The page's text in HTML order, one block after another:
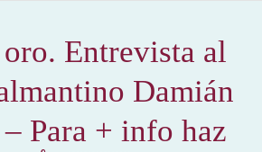
Entrevista al
Damián
Para + info haz